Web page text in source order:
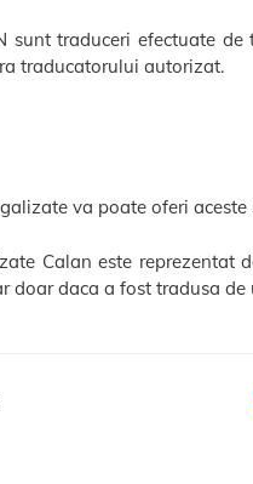
sunt traduceri efectuate
traducatorului autorizat.
va poate oferi
Calan este
doar daca a fost tradusa